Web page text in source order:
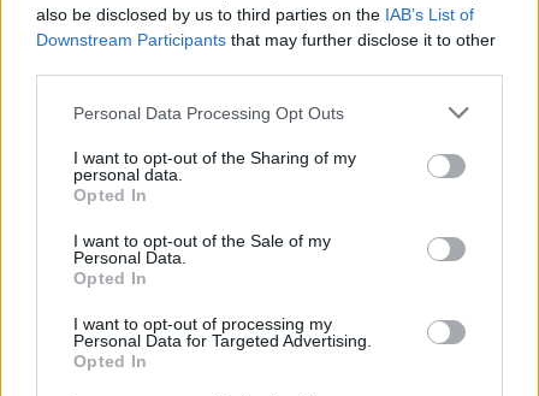
also be disclosed by us to third parties on the IAB’s List of
Downstream Participants that may further disclose it to other
Please note that this website/app uses one or more Google
not limited to your visit or usage behaviour. You may click to
grant or deny consent to Google and its third-party tags to
use your data for below specified purposes in below Google
consent section.
Personal Data Processing Opt Outs
I want to opt-out of the Sharing of my
personal data.
Opted In
I want to opt-out of the Sale of my
Personal Data.
Opted In
I want to opt-out of processing my
Personal Data for Targeted Advertising.
Opted In
paddockból származó információk szerint ezt
most három másodperccel sikerült megjavítania,
This
modal
window.
The media could not be loaded, either because
is not supported.